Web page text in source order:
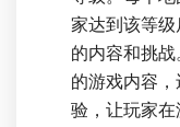
家达到该等
的内容和挑
的游戏内容
验，让玩家在